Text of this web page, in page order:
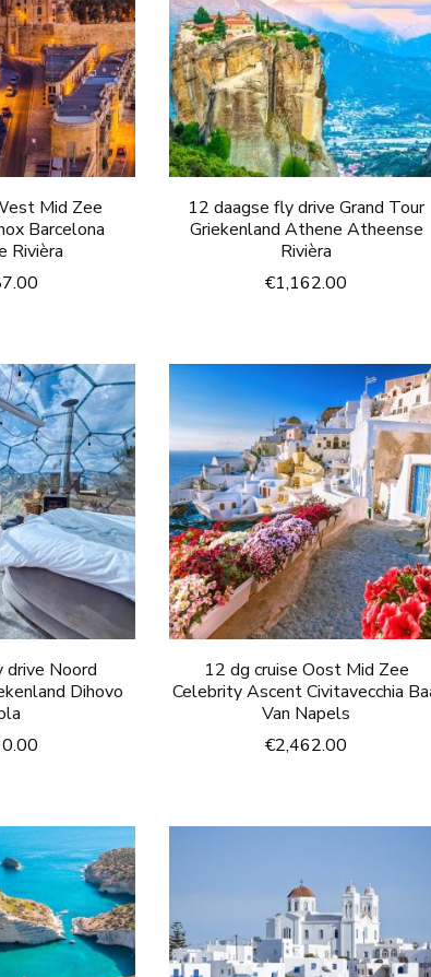
Mid Zee
Barcelona
Rivièra
12 daagse fly drive Grand Tour
Griekenland Athene Atheense
Rivièra
€1,162.00
drive Noord
Dihovo
12 dg cruise Oost Mid Zee
Celebrity Ascent Civitavecchia
Van Napels
€2,462.00